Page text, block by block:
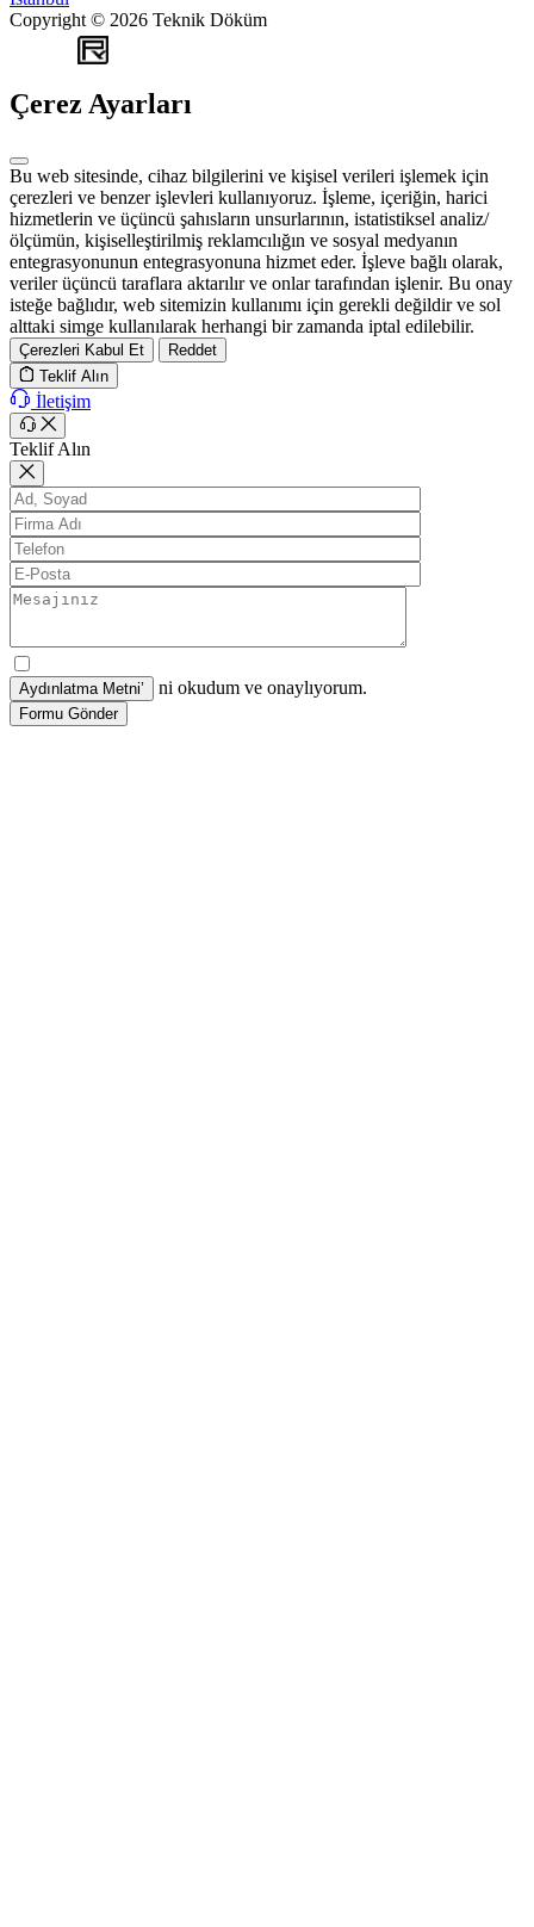
Copyright © 2026 Teknik Döküm
Çerez Ayarları
Bu web sitesinde, cihaz bilgilerini ve kişisel verileri işlemek için
çerezleri ve benzer işlevleri kullanıyoruz. İşleme, içeriğin, harici
hizmetlerin ve üçüncü şahısların unsurlarının, istatistiksel analiz/
ölçümün, kişiselleştirilmiş reklamcılığın ve sosyal medyanın
entegrasyonunun entegrasyonuna hizmet eder. İşleve bağlı olarak,
veriler üçüncü taraflara aktarılır ve onlar tarafından işlenir. Bu onay
isteğe bağlıdır, web sitemizin kullanımı için gerekli değildir ve sol
alttaki simge kullanılarak herhangi bir zamanda iptal edilebilir.
Çerezleri Kabul Et
Reddet
Teklif Alın
İletişim
Teklif Alın
ni okudum ve onaylıyorum.
Formu Gönder